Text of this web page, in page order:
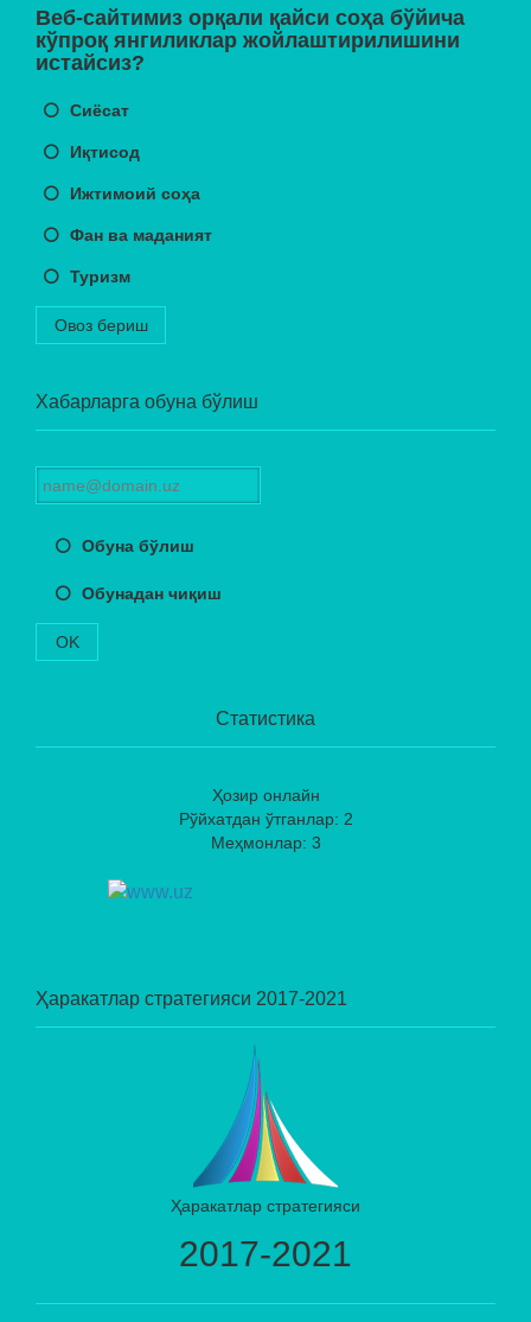
Веб-сайтимиз орқали қайси соҳа бўйича
кўпроқ янгиликлар жойлаштирилишини
истайсиз?
Сиёсат
Иқтисод
Ижтимоий соҳа
Фан ва маданият
Туризм
Овоз бериш
Хабарларга обуна бўлиш
Обуна бўлиш
Обунадан чиқиш
OK
Статистика
Ҳозир онлайн
Рўйхатдан ўтганлар: 2
Меҳмонлар: 3
Ҳаракатлар стратегияси 2017-2021
Ҳаракатлар стратегияси
2017-2021